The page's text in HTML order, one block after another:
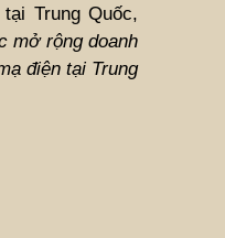
Trung Quốc,
mở rộng doanh
điện tại Trung